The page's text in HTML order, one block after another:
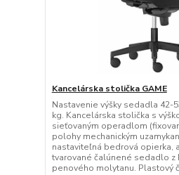
Kancelárska stolička GAME
Nastavenie výšky sedadla 42-
kg. Kancelárska stolička s
sieťovaným operadlom
polohy mechanickým
nastaviteľná bedrová opierka,
tvarované čalúnené sedadlo z
penového molytanu. Plastový